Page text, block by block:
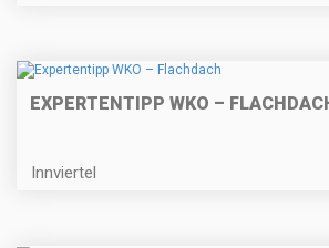
EXPERTENTIPP WKO –
Innviertel